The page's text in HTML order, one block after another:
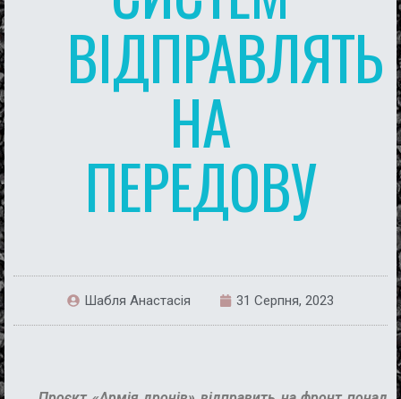
ВІДПРАВЛЯТЬ
НА
ПЕРЕДОВУ
Шабля Анастасія 31 Серпня, 2023